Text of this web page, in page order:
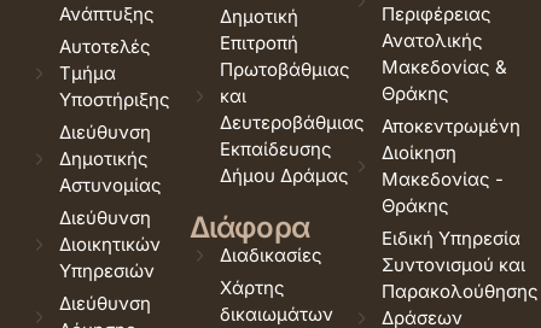
Ανάπτυξης
Αυτοτελές
Τμήμα
Υποστήριξης
Διεύθυνση
Δημοτικής
Αστυνομίας
Διεύθυνση
Διοικητικών
Υπηρεσιών
Διεύθυνση
Δημοτική
Επιτροπή
Πρωτοβάθμιας
και
Δευτεροβάθμιας
Εκπαίδευσης
Δήμου Δράμας
Διάφορα
Διαδικασίες
Χάρτης
δικαιωμάτων
Περιφέρειας
Ανατολικής
Μακεδονίας &
Θράκης
Αποκεντρωμένη
Διοίκηση
Μακεδονίας -
Θράκης
Ειδική Υπηρεσία
Συντονισμού και
Παρακολούθησης
Δράσεων